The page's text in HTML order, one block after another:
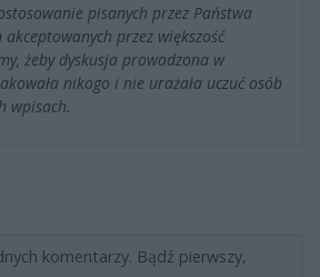
pisanych przez Państwa
przez większość
żeby dyskusja prowadzona w
nikogo i nie urażała uczuć osób
wpisach.
komentarzy. Bądź pierwszy,